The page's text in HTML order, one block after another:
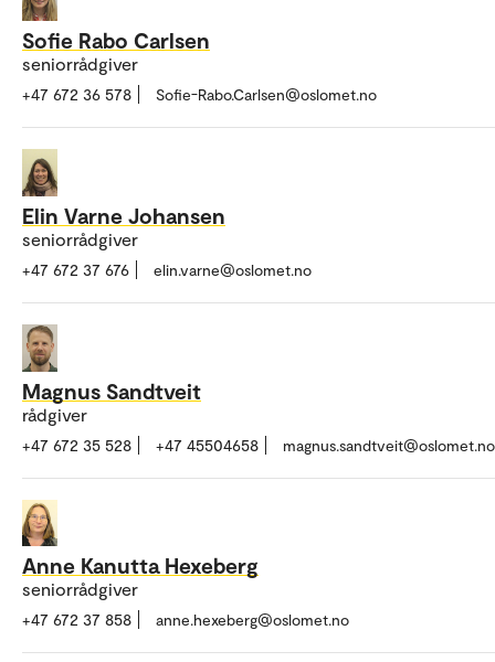
Sofie Rabo Carlsen
seniorrådgiver
+47 672 36 578 Sofie-Rabo.Carlsen@oslomet.no
Elin Varne Johansen
seniorrådgiver
+47 672 37 676 elin.varne@oslomet.no
Magnus Sandtveit
rådgiver
+47 672 35 528 +47 45504658 magnus.sandtveit@oslomet.no
Anne Kanutta Hexeberg
seniorrådgiver
+47 672 37 858 anne.hexeberg@oslomet.no